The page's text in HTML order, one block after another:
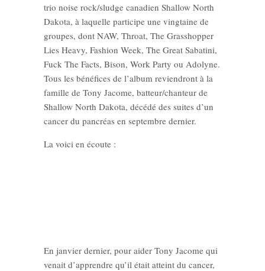
trio noise rock/sludge canadien Shallow North
Dakota, à laquelle participe une vingtaine de
groupes, dont NAW, Throat, The Grasshopper
Lies Heavy, Fashion Week, The Great Sabatini,
Fuck The Facts, Bison, Work Party ou Adolyne.
Tous les bénéfices de l’album reviendront à la
famille de Tony Jacome, batteur/chanteur de
Shallow North Dakota, décédé des suites d’un
cancer du pancréas en septembre dernier.
La voici en écoute :
En janvier dernier, pour aider Tony Jacome qui
venait d’apprendre qu’il était atteint du cancer,